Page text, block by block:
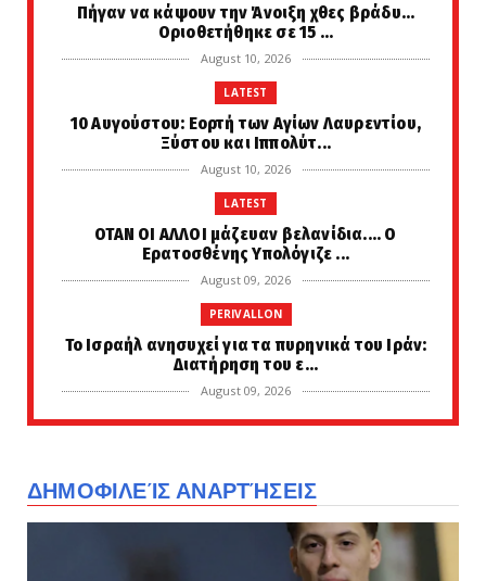
Πήγαν να κάψουν την Άνοιξη χθες βράδυ...
Οριοθετήθηκε σε 15 ...
August 10, 2026
LATEST
10 Αυγούστου: Εορτή των Αγίων Λαυρεντίου,
Ξύστου και Ιππολύτ...
August 10, 2026
LATEST
ΟΤΑΝ ΟΙ ΑΛΛΟΙ μάζευαν βελανίδια.... Ο
Ερατοσθένης Υπολόγιζε ...
August 09, 2026
PERIVALLON
Το Ισραήλ ανησυχεί για τα πυρηνικά του Ιράν:
Διατήρηση του ε...
August 09, 2026
LATEST
August 09, 2026
Ηλεία: Μαίνεται η φωτιά στο Μουζάκι –
ΔΗΜΟΦΙΛΕΊΣ ΑΝΑΡΤΉΣΕΙΣ